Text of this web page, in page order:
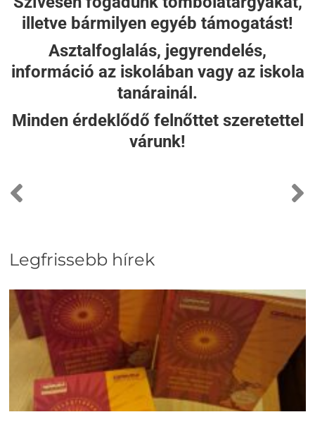
illetve bármilyen egyéb támogatást!
Asztalfoglalás, jegyrendelés,
információ az iskolában vagy az iskola
tanárainál.
Minden érdeklődő felnőttet szeretettel
várunk!
Legfrissebb hírek